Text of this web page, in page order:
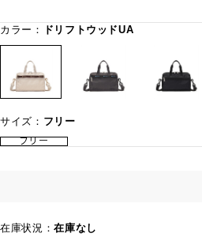
カラー： ドリフトウッドUA
サイズ： フリー
フリー
在庫状況：在庫なし